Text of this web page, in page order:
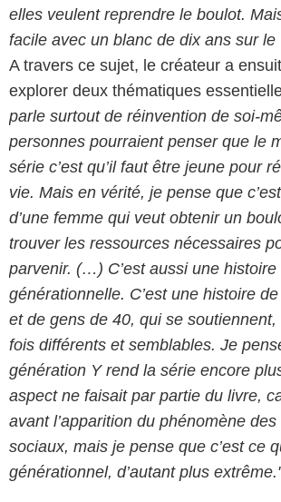
elles veulent reprendre le boulot.
facile avec un blanc de dix ans sur le
A travers ce sujet, le créateur a
explorer deux thématiques
parle surtout de réinvention de soi-
personnes pourraient penser que le
série c’est qu’il faut être jeune pour
vie. Mais en vérité, je pense que
d’une femme qui veut obtenir un
trouver les ressources nécessaires
parvenir. (…) C’est aussi une histoire
générationnelle. C’est une histoire
et de gens de 40, qui se
fois différents et semblables. Je
génération Y rend la série encore
aspect ne faisait par partie du livre,
avant l’apparition du phénomène
sociaux, mais je pense que c’est ce
générationnel, d’autant plus